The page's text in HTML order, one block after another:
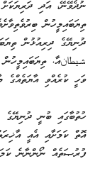
ނުދެވޭނޭ، އަދި
ތިޔަބައިމީހުން
ދުނިޔޭގެ ދިރިއުޅުން
شيطانއާ،
ވަހީ ކުރެއްވި އާޔަތެއްގެ
ހުތުބާގައި ބުނީ ދުނިޔޭގެ
އޮތް ކަމަށާއި އެއީ
ފުރުޞަތެއް ނޯންނާނެ